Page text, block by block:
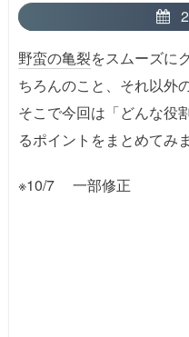
野蛮の亀裂をスムーズに
ちろんのこと、それ以外
そこで今回は「どんな役
るポイントをまとめてみ
※10/7 一部修正